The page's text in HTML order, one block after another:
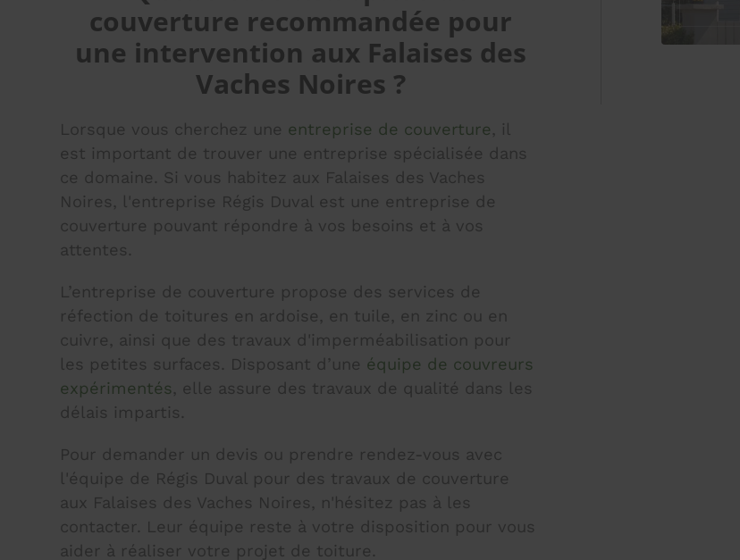
couverture recommandée pour
une intervention aux Falaises des
Vaches Noires ?
Lorsque vous cherchez une entreprise de couverture, il
est important de trouver une entreprise spécialisée dans
ce domaine. Si vous habitez aux Falaises des Vaches
Noires, l'entreprise Régis Duval est une entreprise de
couverture pouvant répondre à vos besoins et à vos
attentes.
L’entreprise de couverture propose des services de
réfection de toitures en ardoise, en tuile, en zinc ou en
cuivre, ainsi que des travaux d'imperméabilisation pour
les petites surfaces. Disposant d’une équipe de couvreurs
expérimentés, elle assure des travaux de qualité dans les
délais impartis.
Pour demander un devis ou prendre rendez-vous avec
l'équipe de Régis Duval pour des travaux de couverture
aux Falaises des Vaches Noires, n'hésitez pas à les
contacter. Leur équipe reste à votre disposition pour vous
aider à réaliser votre projet de toiture.